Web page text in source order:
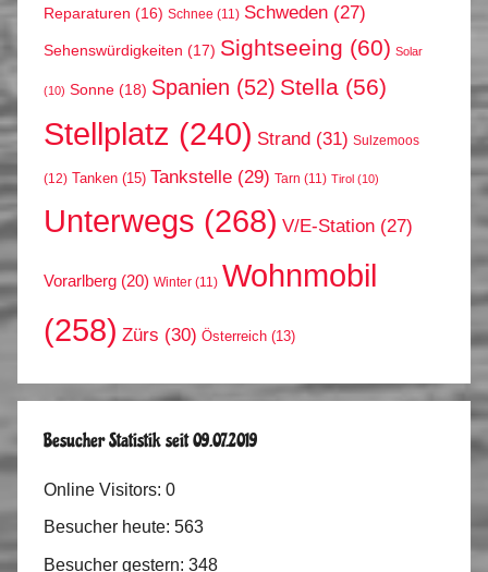
Reparaturen (16) Schnee (11) Schweden (27)
Sehenswürdigkeiten (17) Sightseeing (60) Solar
(10) Sonne (18) Spanien (52) Stella (56)
Stellplatz (240) Strand (31) Sulzemoos
(12) Tanken (15) Tankstelle (29) Tarn (11) Tirol (10)
Unterwegs (268) V/E-Station (27)
Vorarlberg (20) Winter (11) Wohnmobil
(258) Zürs (30) Österreich (13)
Besucher Statistik seit 09.07.2019
Online Visitors: 0
Besucher heute: 563
Besucher gestern: 348